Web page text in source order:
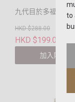
九代目於多福 protos
HKD $288.00
HKD $199.00
加入購物車
to